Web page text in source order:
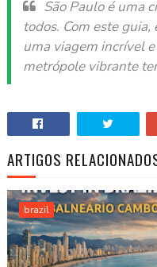
São Paulo é uma
todos. Com este
uma viagem incrível
metrópole vibrante
ARTIGOS
brazil